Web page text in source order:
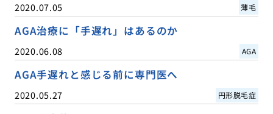
2020.07.05 薄毛
AGA治療に「手遅れ」はあるのか
2020.06.08 AGA
AGA手遅れと感じる前に専門医へ
2020.05.27 円形脱毛症